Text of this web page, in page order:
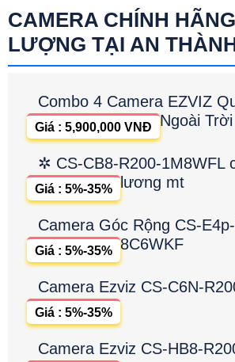
CAMERA CHÍNH
LƯỢNG TẠI AN
Combo 4 Camera EZVIZ
Ngoài Trời
Giá : 5,900,000 VNĐ
✲ CS-CB8-R200-1M8WFL
lương mt
Giá : 5%-35%
Camera Góc Rộng CS-
8C6WKF
Giá : 5%-35%
Camera Ezviz CS-C6N-
Giá : 5%-35%
Camera Ezviz CS-HB8-